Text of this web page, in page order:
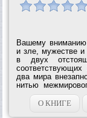
Вашему вниманию
и зле, мужестве и
в двух
два мира
нитью
месте земной
современной
О КНИГЕ